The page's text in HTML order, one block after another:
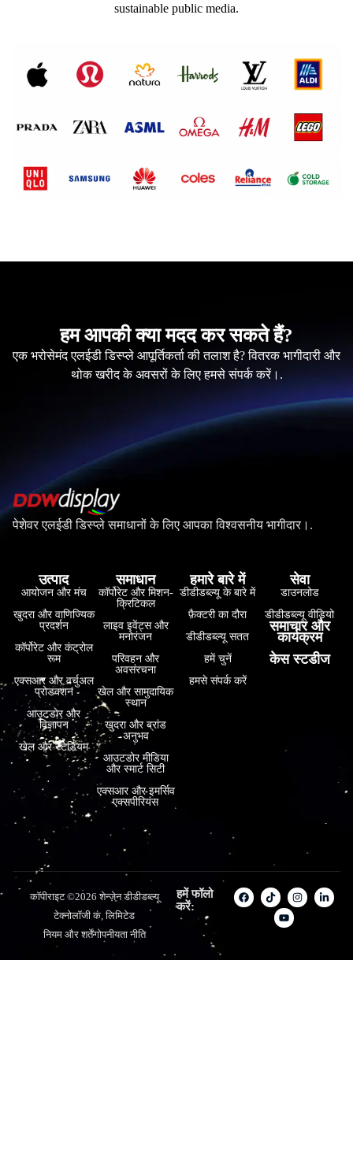
sustainable public media.
हम आपकी क्या मदद कर सकते हैं?
एक भरोसेमंद एलईडी डिस्प्ले आपूर्तिकर्ता की तलाश है? वितरक भागीदारी और
थोक खरीद के अवसरों के लिए हमसे संपर्क करें।.
पेशेवर एलईडी डिस्प्ले समाधानों के लिए आपका विश्वसनीय भागीदार।.
उत्पाद
आयोजन और मंच
खुदरा और वाणिज्यिक
प्रदर्शन
कॉर्पोरेट और कंट्रोल
रूम
एक्सआर और वर्चुअल
प्रोडक्शन
आउटडोर और
विज्ञापन
खेल और स्टेडियम
समाधान
कॉर्पोरेट और मिशन-
क्रिटिकल
लाइव इवेंट्स और
मनोरंजन
परिवहन और
अवसंरचना
खेल और सामुदायिक
स्थान
खुदरा और ब्रांड
अनुभव
आउटडोर मीडिया
और स्मार्ट सिटी
एक्सआर और इमर्सिव
एक्सपीरियंस
हमारे बारे में
डीडीडब्ल्यू के बारे में
फ़ैक्टरी का दौरा
डीडीडब्ल्यू सतत
हमें चुनें
हमसे संपर्क करें
सेवा
डाउनलोड
डीडीडब्ल्यू वीडियो
समाचार और
कार्यक्रम
केस स्टडीज
कॉपीराइट ©2026 शेन्ज़ेन डीडीडब्ल्यू
टेक्नोलॉजी कं, लिमिटेड
नियम और शर्तेंगोपनीयता नीति
हमें फॉलो
करें: